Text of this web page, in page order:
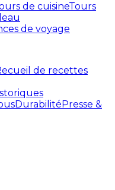
de cuisineTours
de voyage
de recettes
DurabilitéPresse &